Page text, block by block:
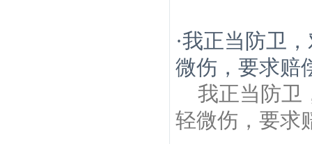
·我正当防卫
微伤，要求赔
我正当防卫
轻微伤，要求